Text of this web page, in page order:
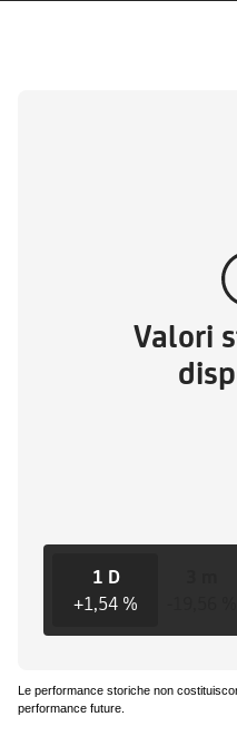
Valori
1 D
+1,54 %
Le performance storiche non
performance future.